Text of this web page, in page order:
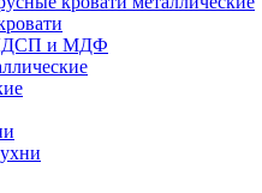
и МДФ